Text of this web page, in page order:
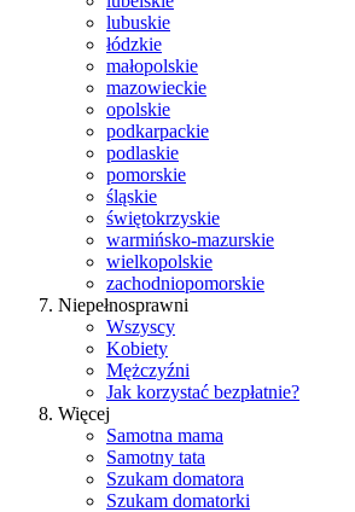
lubuskie
łódzkie
małopolskie
mazowieckie
opolskie
podkarpackie
podlaskie
pomorskie
śląskie
świętokrzyskie
warmińsko-mazurskie
wielkopolskie
zachodniopomorskie
Niepełnosprawni
Wszyscy
Kobiety
Mężczyźni
Jak korzystać bezpłatnie?
Więcej
Samotna mama
Samotny tata
Szukam domatora
Szukam domatorki